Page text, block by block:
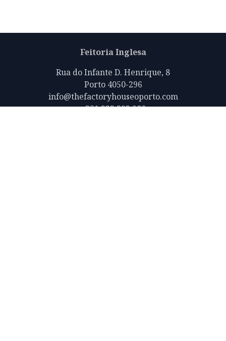
Feitoria Inglesa
Rua do Infante D. Henrique, 8
Porto 4050-296
info@thefactoryhouseoporto.com
+351 223 392 980